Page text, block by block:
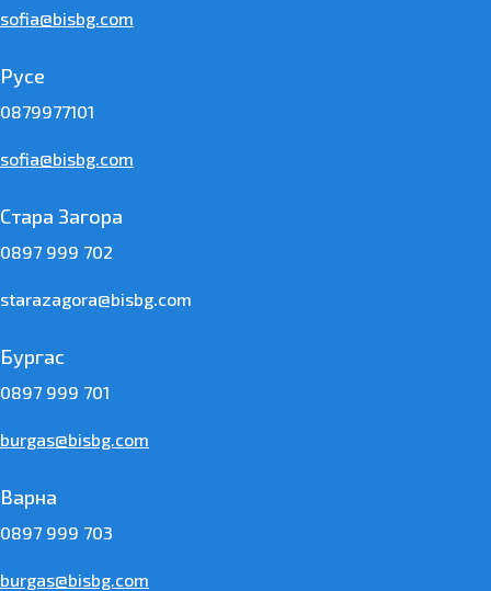
sofia@bisbg.com
Русе
0879977101
sofia@bisbg.com
Стара Загора
0897 999 702
starazagora@bisbg.com
Бургас
0897 999 701
burgas@bisbg.com
Варна
0897 999 703
burgas@bisbg.com